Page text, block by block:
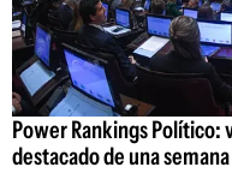
Power Rankings Político:
destacado de una